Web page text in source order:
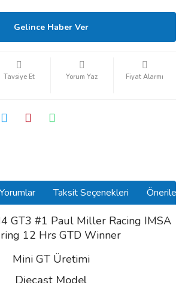
Gelince Haber Ver
Tavsiye Et Yorum Yaz Fiyat Alarmı
Yorumlar Taksit Seçenekleri
GT3 #1 Paul Miller Racing IMSA
12 Hrs GTD Winner
Mini GT Üretimi